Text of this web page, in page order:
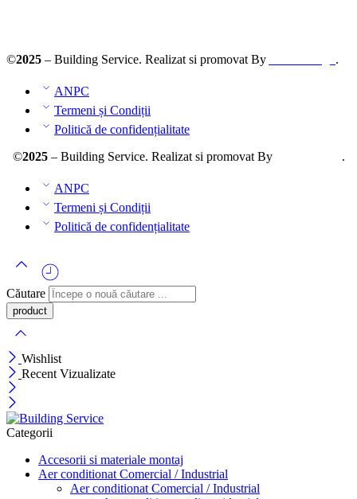
©2025 – Building Service. Realizat si promovat By .
ANPC
Termeni și Condiții
Politică de confidențialitate
©2025– Building Service. Realizat si promovat By .
ANPC
Termeni și Condiții
Politică de confidențialitate
Căutare
Wishlist
Recent Vizualizate
Categorii
Accesorii si materiale montaj
Aer conditionat Comercial / Industrial
Aer conditionat Comercial / Industrial